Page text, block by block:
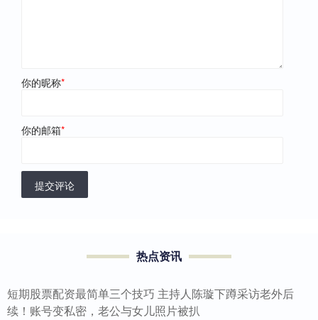
你的昵称*
你的邮箱*
提交评论
热点资讯
短期股票配资最简单三个技巧 主持人陈璇下蹲采访老外后
续！账号变私密，老公与女儿照片被扒